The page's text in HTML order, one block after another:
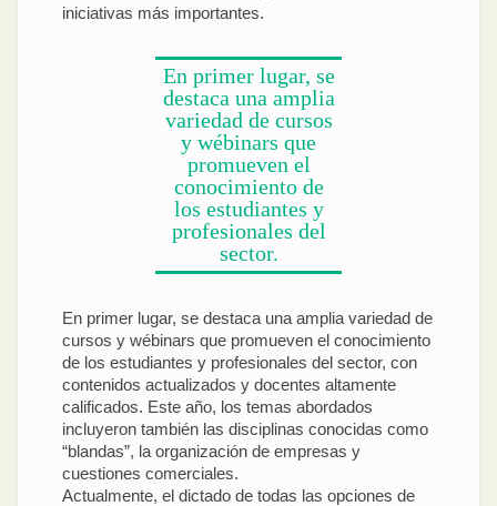
iniciativas más importantes.
En primer lugar, se
destaca una amplia
variedad de cursos
y wébinars que
promueven el
conocimiento de
los estudiantes y
profesionales del
sector.
En primer lugar, se destaca una amplia variedad de
cursos y wébinars que promueven el conocimiento
de los estudiantes y profesionales del sector, con
contenidos actualizados y docentes altamente
calificados. Este año, los temas abordados
incluyeron también las disciplinas conocidas como
“blandas”, la organización de empresas y
cuestiones comerciales.
Actualmente, el dictado de todas las opciones de